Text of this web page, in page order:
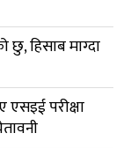
हिसाब माग्दा
एसइई परीक्षा